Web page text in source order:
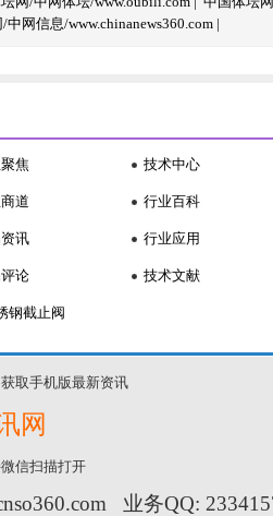
中网信息/www.chinanews360.com |
焦
道
讯
论
技术中心
行业百科
行业应用
技术文献
钢截止阀
取手机版最新资讯
网
信扫描打开
业务QQ: